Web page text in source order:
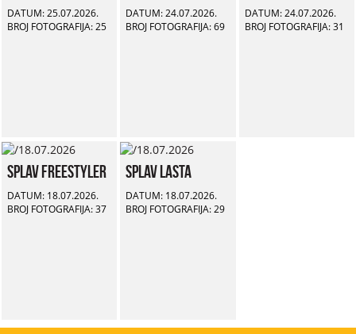
DATUM: 25.07.2026.
BROJ FOTOGRAFIJA: 25
DATUM: 24.07.2026.
BROJ FOTOGRAFIJA: 69
DATUM: 24.07.2026.
BROJ FOTOGRAFIJA: 31
Splav Freestyler
DATUM: 18.07.2026.
BROJ FOTOGRAFIJA: 37
Splav Lasta
DATUM: 18.07.2026.
BROJ FOTOGRAFIJA: 29